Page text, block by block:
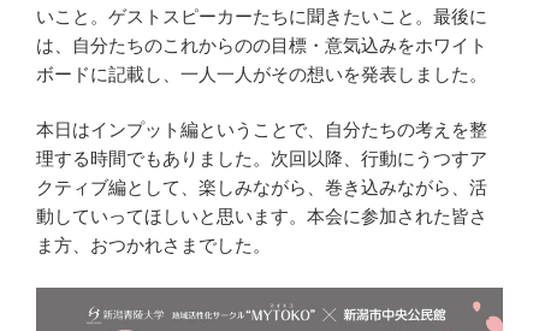
いこと。ゲストスピーカーたちに聞きたいこと。最後に
は、自分たちのこれからのの目標・意気込みをホワイト
ボードに記載し、一人一人がその想いを発表しました。
本日はインプット編ということで、自分たちの考えを整
理する時間でもありました。次回以降、行動にうつすア
クティブ編として、楽しみながら、巻き込みながら、活
動していってほしいと思います。本会に参加された皆さ
ま方、おつかれさまでした。